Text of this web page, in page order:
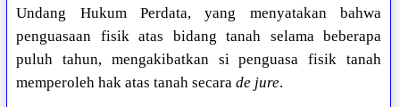
Undang Hukum Perdata, yang menyatakan bahwa
penguasaan fisik atas bidang tanah selama beberapa
puluh tahun, mengakibatkan si penguasa fisik tanah
memperoleh hak atas tanah secarade jure.